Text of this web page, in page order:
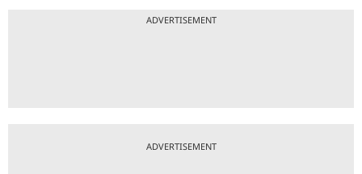
ADVERTISEMENT
ADVERTISEMENT